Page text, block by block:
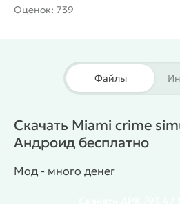
Оценок: 739
Файлы
Скачать Miami crime
Андроид бесплатно
Мод - много денег